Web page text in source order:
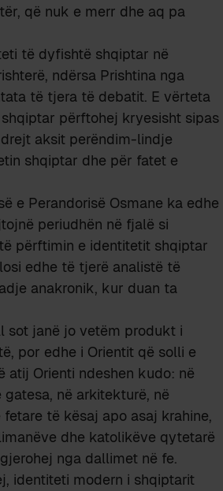
që nuk e merr dhe aq pa
të dyfishtë shqiptar në
ndërsa Prishtina nga
të tjera të debatit. E vërteta
përftohej kryesisht sipas
aksit perëndim-lindje
shqiptar dhe për fatet e
e Perandorisë Osmane ka edhe
periudhën në fjalë si
përftimin e identitetit shqiptar
edhe të tjerë analistë të
anakronik, kur duan ta
sot janë jo vetëm produkt i
por edhe i Orientit që solli e
atij Orienti ndeshen kudo: në
në arkitekturë, në
të kësaj apo asaj krahine,
dhe katolikëve qytetarë
nga dallimet në fe.
identiteti modern i shqiptarit